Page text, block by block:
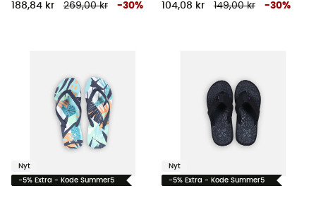
188,84 kr 269,00 kr -30% 104,08 kr 149,00 kr -30%
Nyt
-5% Extra - Kode Summer5
Nyt
-5% Extra - Kode Summer5